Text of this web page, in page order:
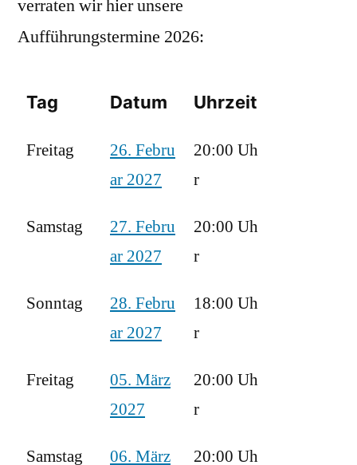
verraten wir hier unsere
Aufführungstermine 2026:
Tag Datum Uhrzeit
Freitag
26. Febru
ar 2027
20:00 Uh
r
Samstag
27. Febru
ar 2027
20:00 Uh
r
Sonntag
28. Febru
ar 2027
18:00 Uh
r
Freitag
05. März
2027
20:00 Uh
r
Samstag
06. März
20:00 Uh